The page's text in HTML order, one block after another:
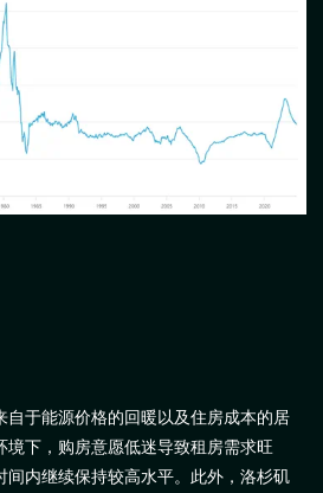
自于能源价格的回暖以及住房成本的居
境下，购房意愿低迷导致租房需求旺
间内继续保持较高水平。此外，洛杉矶